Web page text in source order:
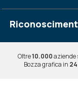
Oltre10.000aziende
Bozza grafica in